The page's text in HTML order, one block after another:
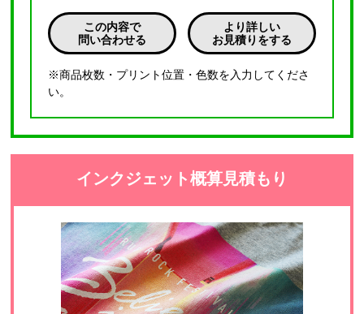
この内容で
問い合わせる
より詳しい
お見積りをする
※商品枚数・プリント位置・色数を入力してくださ
い。
インクジェット概算見積もり